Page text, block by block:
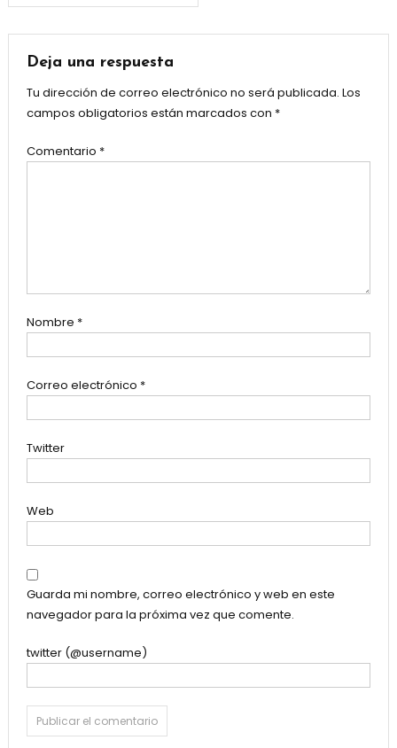
Deja una respuesta
Tu dirección de correo electrónico no será publicada. Los
campos obligatorios están marcados con *
Comentario *
Nombre *
Correo electrónico *
Twitter
Web
Guarda mi nombre, correo electrónico y web en este
navegador para la próxima vez que comente.
twitter (@username)